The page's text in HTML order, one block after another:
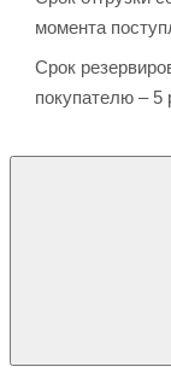
момента
Срок
покупателю – 5